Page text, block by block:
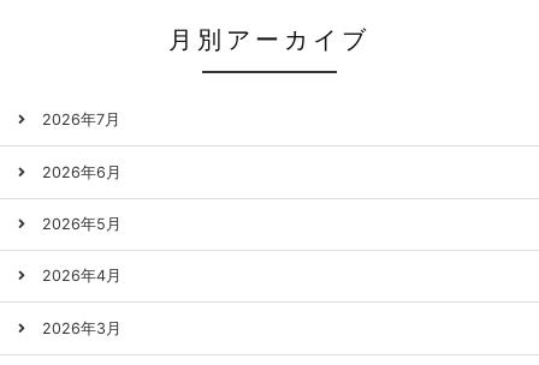
月別アーカイブ
2026年7月
2026年6月
2026年5月
2026年4月
2026年3月